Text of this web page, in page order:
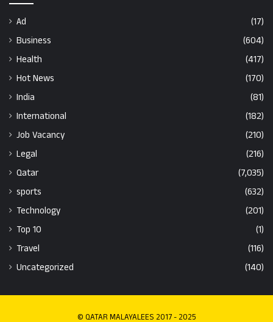
Ad
(17)
Business
(604)
Health
(417)
Hot News
(170)
India
(81)
International
(182)
Job Vacancy
(210)
Legal
(216)
Qatar
(7,035)
sports
(632)
Technology
(201)
Top 10
(1)
Travel
(116)
Uncategorized
(140)
© QATAR MALAYALEES 2017 - 2025